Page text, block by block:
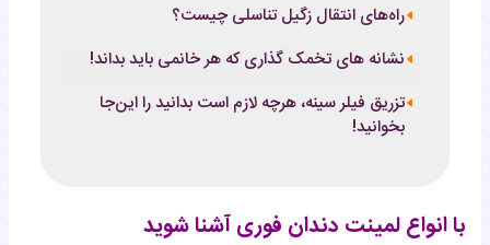
راه‌های انتقال زگیل تناسلی چیست؟
نشانه های تخمک گذاری که هر خانمی باید بداند!
تزریق فیلر سینه، هرچه لازم است بدانید را این‌جا
بخوانید!
با انواع لمینت دندان فوری آشنا شوید